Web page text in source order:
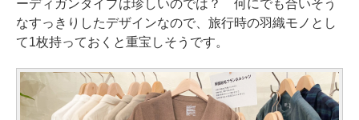
ーディガンタイプは珍しいのでは？ 何にでも合いそう
なすっきりしたデザインなので、旅行時の羽織モノとし
て1枚持っておくと重宝しそうです。